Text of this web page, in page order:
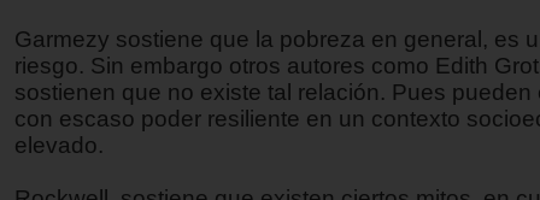
Garmezy sostiene que la pobreza en general, es
riesgo. Sin embargo otros autores como Edith
sostienen que no existe tal relación. Pues pueden
con escaso poder resiliente en un contexto
elevado.